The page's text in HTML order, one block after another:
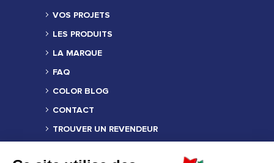
VOS PROJETS
LES PRODUITS
LA MARQUE
FAQ
COLOR BLOG
CONTACT
TROUVER UN REVENDEUR
MENTIONS LÉGALES